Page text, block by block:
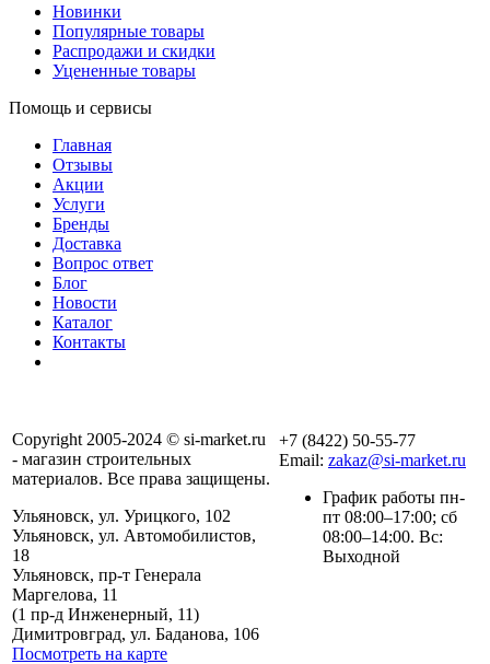
Новинки
Популярные товары
Распродажи и скидки
Уцененные товары
Помощь и сервисы
Главная
Отзывы
Акции
Услуги
Бренды
Доставка
Вопрос ответ
Блог
Новости
Каталог
Контакты
Copyright 2005-2024 © si-market.ru
- магазин строительных
материалов. Все права защищены.
Ульяновск, ул. Урицкого, 102
Ульяновск, ул. Автомобилистов,
18
Ульяновск, пр-т Генерала
Маргелова, 11
(1 пр-д Инженерный, 11)
Димитровград, ул. Баданова, 106
Посмотреть на карте
+7 (8422) 50-55-77
Email: zakaz@si-market.ru
График работы пн-
пт 08:00–17:00; сб
08:00–14:00. Вс:
Выходной